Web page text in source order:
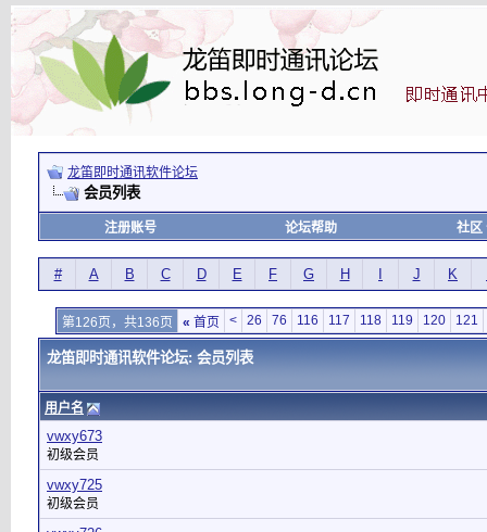
龙笛即时通讯软件论坛
会员列表
注册账号 论坛帮助 社区
# A B C D E F G H J K
第126页，共136页 « 首页 < 26 76 116 117 118 119 120 121
龙笛即时通讯软件论坛: 会员列表
用户名
vwxy673
初级会员
vwxy725
初级会员